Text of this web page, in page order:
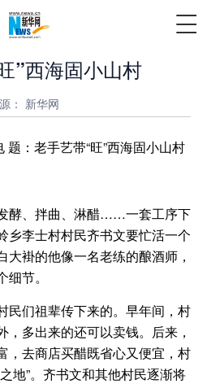
”西海固小山村
： 新华网
：老手艺带“旺”西海固小山村
、拌曲、淋醋……一套工序下
乡李士村村民齐书文要忙活一个
大褂的他像一名老练的酿酒师，
节。
们祖辈传下来的。早年间，村
，多出来的还可以卖钱。后来，
，去商店买醋既省心又便宜，村
地”。齐书文和其他村民逐渐将